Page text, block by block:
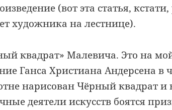
(вот эта статья,
художника на лестнице).
квадрат» Малевича. Это на
Ганса Христиана Андерсена в
нарисован Чёрный квадрат и
деятели искусств боятся